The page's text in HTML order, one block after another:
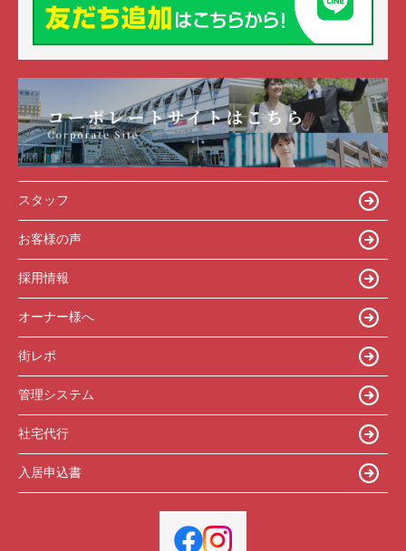
スタッフ
お客様の声
採用情報
オーナー様へ
街レポ
管理システム
社宅代行
入居申込書